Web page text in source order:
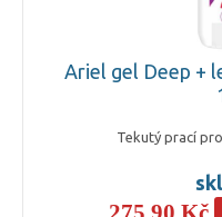
Ariel gel Deep +
Tekutý prací